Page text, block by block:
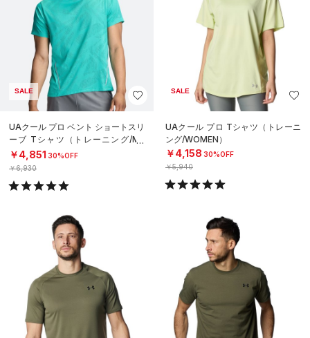
SALE
UAクール プロ ベント ショートスリ
ーブ Tシャツ（トレーニング/ME
N）
￥4,851 30%OFF
￥6,930
SALE
UAクール プロ Tシャツ（トレーニ
ング/WOMEN）
￥4,158 30%OFF
￥5,940